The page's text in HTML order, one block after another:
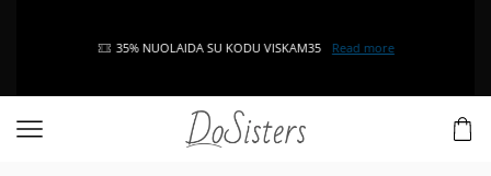
35% NUOLAIDA SU KODU VISKAM35 Read more